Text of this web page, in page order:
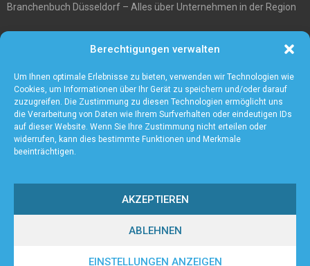
Berechtigungen verwalten
Um Ihnen optimale Erlebnisse zu bieten, verwenden wir Technologien wie
Cookies, um Informationen über Ihr Gerät zu speichern und/oder darauf
zuzugreifen. Die Zustimmung zu diesen Technologien ermöglicht uns
die Verarbeitung von Daten wie Ihrem Surfverhalten oder eindeutigen IDs
auf dieser Website. Wenn Sie Ihre Zustimmung nicht erteilen oder
widerrufen, kann dies bestimmte Funktionen und Merkmale
beeinträchtigen.
AKZEPTIEREN
ABLEHNEN
EINSTELLUNGEN ANZEIGEN
Branchenbuch Düsseldorf – Alles über Unternehmen in der Region
Die beste Akku-Kettensäge im Test
5 Gründe warum Sie sich für eine Zaunanlage entscheiden sollten